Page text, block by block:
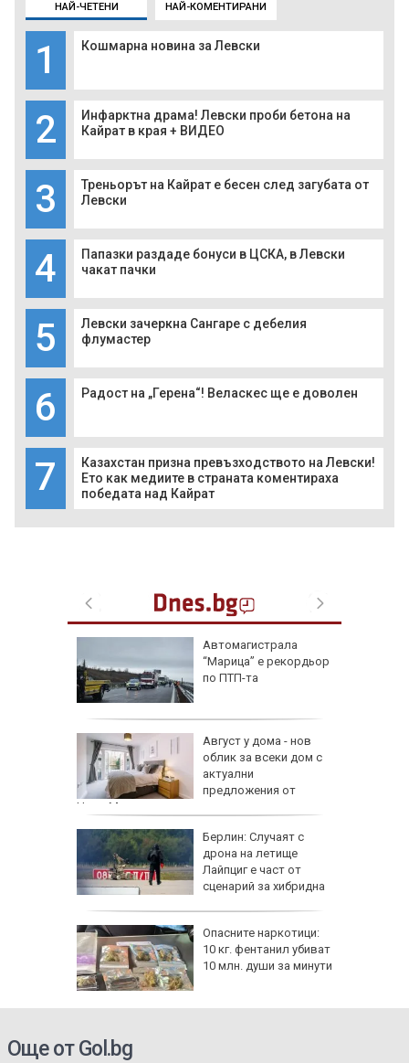
НАЙ-ЧЕТЕНИ НАЙ-КОМЕНТИРАНИ
1 Кошмарна новина за Левски
2
Инфарктна драма! Левски проби бетона на
Кайрат в края + ВИДЕО
3
Треньорът на Кайрат е бесен след загубата от
Левски
4
Папазки раздаде бонуси в ЦСКА, в Левски
чакат пачки
5
Левски зачеркна Сангаре с дебелия
флумастер
6 Радост на „Герена“! Веласкес ще е доволен
7
Казахстан призна превъзходството на Левски!
Ето как медиите в страната коментираха
победата над Кайрат
Автомагистрала
“Марица” е рекордьор
по ПТП-та
Август у дома - нов
облик за всеки дом с
актуални
предложения от
HomeMax
Берлин: Случаят с
дрона на летище
Лайпциг е част от
сценарий за хибридна
Опасните наркотици:
10 кг. фентанил убиват
10 млн. души за минути
Още от Gol.bg